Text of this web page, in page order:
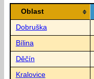
Oblast
Dobruška
Bílina
Děčín
Kralovice